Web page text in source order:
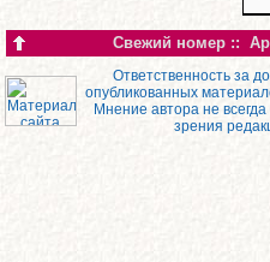
Свежий номер ::
Ответственность за
опубликованных
Мнение автора не
зрения